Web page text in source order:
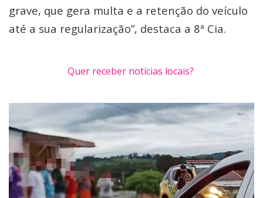
grave, que gera multa e a retenção do veículo
até a sua regularização”, destaca a 8ª Cia.
Quer receber notícias locais?